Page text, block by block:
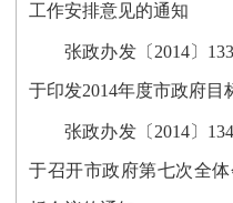
工作安排意见的通知
张政办发〔2014〕
于印发2014年度市政府
张政办发〔2014〕
于召开市政府第七次全